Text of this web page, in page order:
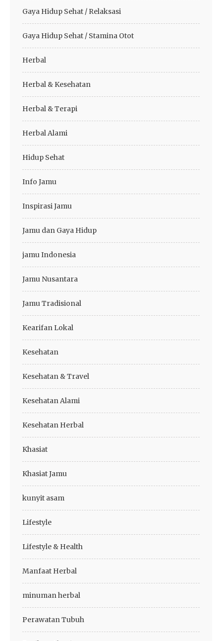
Gaya Hidup Sehat / Relaksasi
Gaya Hidup Sehat / Stamina Otot
Herbal
Herbal & Kesehatan
Herbal & Terapi
Herbal Alami
Hidup Sehat
Info Jamu
Inspirasi Jamu
Jamu dan Gaya Hidup
jamu Indonesia
Jamu Nusantara
Jamu Tradisional
Kearifan Lokal
Kesehatan
Kesehatan & Travel
Kesehatan Alami
Kesehatan Herbal
Khasiat
Khasiat Jamu
kunyit asam
Lifestyle
Lifestyle & Health
Manfaat Herbal
minuman herbal
Perawatan Tubuh